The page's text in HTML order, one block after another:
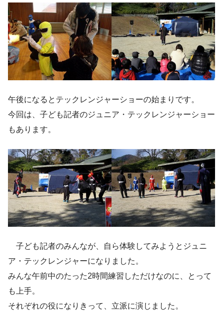
午後になるとテックレンジャーショーの始まりです。
今回は、子ども記者のジュニア・テックレンジャーショー
もあります。
子ども記者のみんなが、自ら体験してみようとジュニ
ア・テックレンジャーになりました。
みんな午前中のたった2時間練習しただけなのに、とって
も上手。
それぞれの役になりきって、立派に演じました。